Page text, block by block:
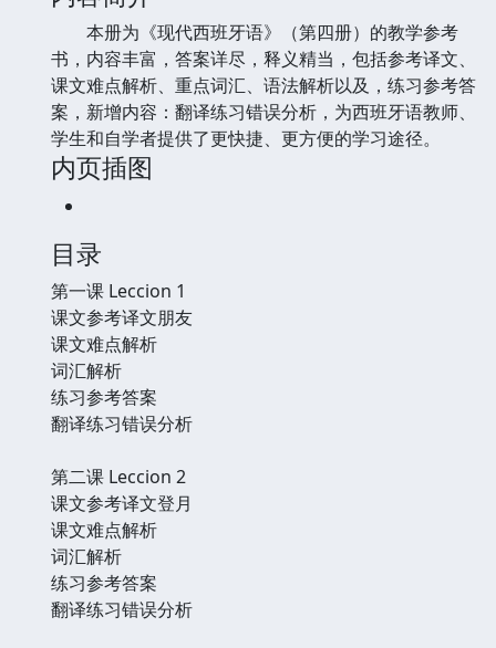
本册为《现代西班牙语》（第四册）的教学参考
书，内容丰富，答案详尽，释义精当，包括参考译文、
课文难点解析、重点词汇、语法解析以及，练习参考答
案，新增内容：翻译练习错误分析，为西班牙语教师、
学生和自学者提供了更快捷、更方便的学习途径。
内页插图
目录
第一课 Leccion 1
课文参考译文朋友
课文难点解析
词汇解析
练习参考答案
翻译练习错误分析
第二课 Leccion 2
课文参考译文登月
课文难点解析
词汇解析
练习参考答案
翻译练习错误分析